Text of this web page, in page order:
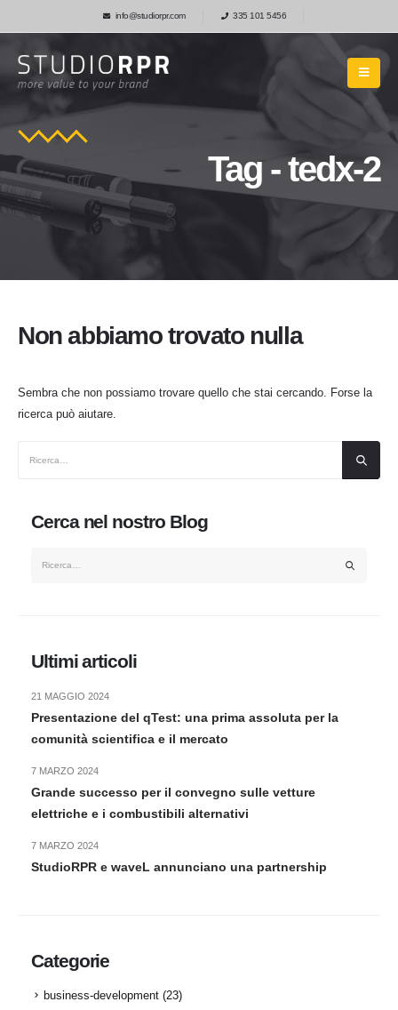
info@studiorpr.com 335 101 5456
Tag - tedx-2
Non abbiamo trovato nulla
Sembra che non possiamo trovare quello che stai cercando. Forse la
ricerca può aiutare.
Cerca nel nostro Blog
Ultimi articoli
Presentazione del qTest: una prima assoluta per la
comunità scientifica e il mercato
21 MAGGIO 2024
Grande successo per il convegno sulle vetture
elettriche e i combustibili alternativi
7 MARZO 2024
StudioRPR e waveL annunciano una partnership
7 MARZO 2024
Categorie
business-development(23)